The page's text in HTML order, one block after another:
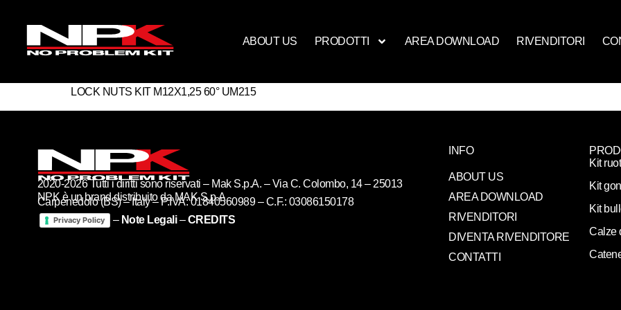
ABOUT US PRODOTTI AREA DOWNLOAD RIVENDITORI
LOCK NUTS KIT M12X1,25 60° UM215
NPK è un brand distribuito da MAK S.p.A
2020-2026 Tutti i diritti sono riservati – Mak S.p.A. – Via C. Colombo, 14 – 25013
Carpenedolo (BS) – Italy – P.IVA: 01840560989 – C.F.: 03086150178
Privacy Policy – Note Legali–CREDITS
INFO
ABOUT US
AREA DOWNLOAD
RIVENDITORI
DIVENTA RIVENDITORE
CONTATTI
Kit
Kit
Kit
Calze